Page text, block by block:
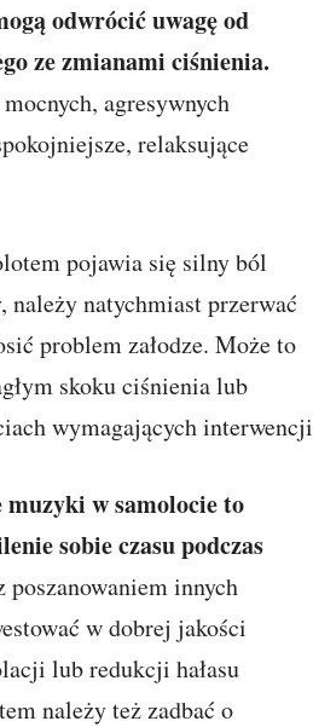
odwrócić uwagę od
ze zmianami ciśnienia.
agresywnych
relaksujące
pojawia się silny ból
należy natychmiast przerwać
problem załodze. Może to
skoku ciśnienia lub
wymagających interwencji
muzyki w samolocie to
sobie czasu podczas
innych
w dobrej jakości
lub redukcji hałasu
należy też zadbać o